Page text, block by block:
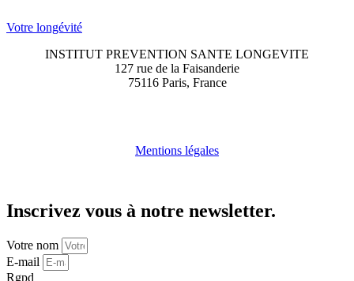
Votre longévité
INSTITUT PREVENTION SANTE LONGEVITE
127 rue de la Faisanderie
75116 Paris, France
Mentions légales
Inscrivez vous à notre newsletter.
Votre nom
E-mail
Rgpd